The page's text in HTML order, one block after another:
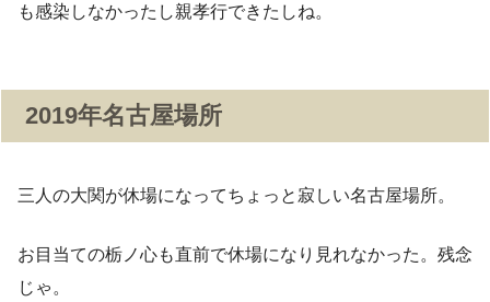
も感染しなかったし親孝行できたしね。
2019年名古屋場所
三人の大関が休場になってちょっと寂しい名古屋場所。
お目当ての栃ノ心も直前で休場になり見れなかった。残念
じゃ。